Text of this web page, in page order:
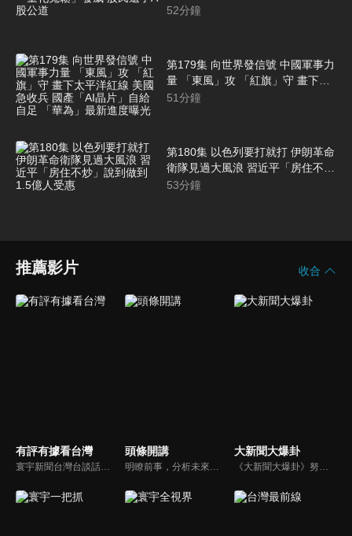
威 股民還了A股公道
52分鐘
第179集 向世界發信號 中國軍事力
量 「東風」攻 「紅旗」守 畫下太
平洋紅線 美國急收兵 國產「AI晶
51分鐘
第180集 以色列要打就打 伊朗革命
衛隊見過大風浪 習近平「房住不
炒」說到做到 1.5億人受惠
53分鐘
推薦影片 收合
有評有據看台灣 頭條開講 大新聞大爆卦